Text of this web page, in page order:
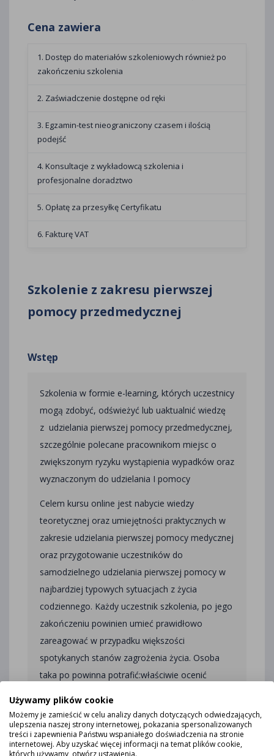
Cena zawiera
1. Dostęp do materiałów szkoleniowych również po
zakończeniu szkolenia
2. Zaświadczenie dostępne od ręki
3. Egzamin-test nieograniczony czasem i ilością
podejść
4. Konsultacje z wykładowcą szkolenia i
profesjonalne doradztwo
5. Opłatę za przesyłkę Certyfikatu
6. Fakturę VAT
Szkolenie z zakresu pierwszej
pomocy przedmedycznej
Wstęp
Szkolenia w formie e-learning, których uczestnicy
mogą zdobyć, odświeżyć lub uaktualnić wiedzę
z udzielania pierwszej pomocy przedmedycznej,
szczególnie polecane pracownikom miejsc o
zwiększonym ryzyku wystąpienia wypadków oraz
wyznaczonym do udzielania I pomocy
Celem kursu online jest nabycie wiedzy
teoretycznej oraz umiejętności praktycznych w
zakresie udzielania pierwszej pomocy medycznej
oraz przygotowanie uczestników do
samodzielnego udzielania pierwszej pomocy w
najbardziej typowych sytuacjach z życia
codziennego. Każdy uczestnik szkolenia, po jego
zakończeniu powinien umieć prawidłowo
zareagować w przypadku większości
spotykanych stanów zagrożenia życia. Osoba
taka po powinna potrafić:właściwie ocenić
sytuacjach nagłych, bezpiecznie i samodzielnie
zastosować zabiegi ratujące życie.
Używamy plików cookie
Możemy je zamieścić w celu analizy danych dotyczących odwiedzających,
ulepszenia naszej strony internetowej, pokazania spersonalizowanych
treści i zapewnienia Państwu wspaniałego doświadczenia na stronie
internetowej. Aby uzyskać więcej informacji na temat plików cookie,
których używamy, otwórz ustawienia.